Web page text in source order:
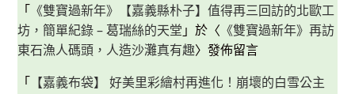
「 《雙寶過新年》【嘉義縣朴子】值得再三回訪的北歐工
坊，簡單紀錄 – 葛瑞絲的天堂 」於〈 《雙寶過新年》再訪
東石漁人碼頭，人造沙灘真有趣〉發佈留言
「 【嘉義布袋】 好美里彩繪村再進化！崩壞的白雪公主